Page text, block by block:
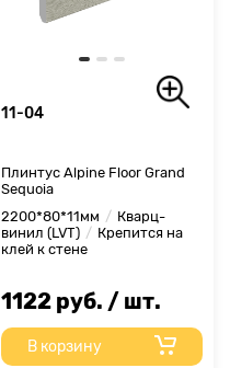
11-04
Плинтус Alpine Floor Grand
Sequoia
2200*80*11мм
Кварц-
винил (LVT)
Крепится на
клей к стене
1122 руб. / шт.
В корзину